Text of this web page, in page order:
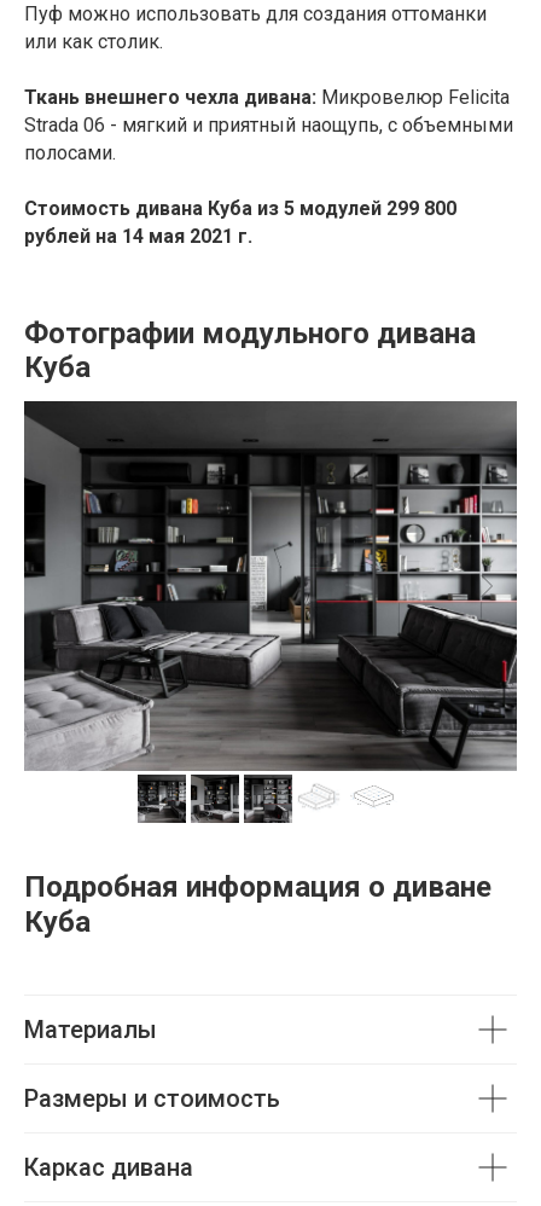
Пуф можно использовать для создания оттоманки
или как столик.
Ткань внешнего чехла дивана: Микровелюр Felicita
Strada 06 - мягкий и приятный наощупь, с объемными
полосами.
Стоимость дивана Куба из 5 модулей 299 800
рублей на 14 мая 2021 г.
Фотографии модульного дивана
Куба
Подробная информация о диване
Куба
Материалы
Размеры и стоимость
Каркас дивана